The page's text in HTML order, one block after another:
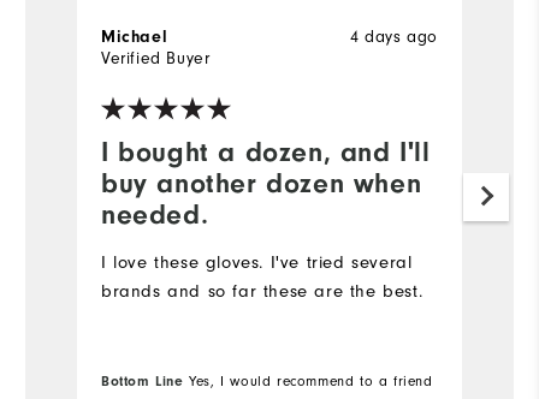
I bought a dozen, and I'll
buy another dozen when
needed.
4 days ago
Michael
Verified Buyer
I love these gloves. I've tried several
brands and so far these are the best.
Bottom Line Yes, I would recommend to a friend